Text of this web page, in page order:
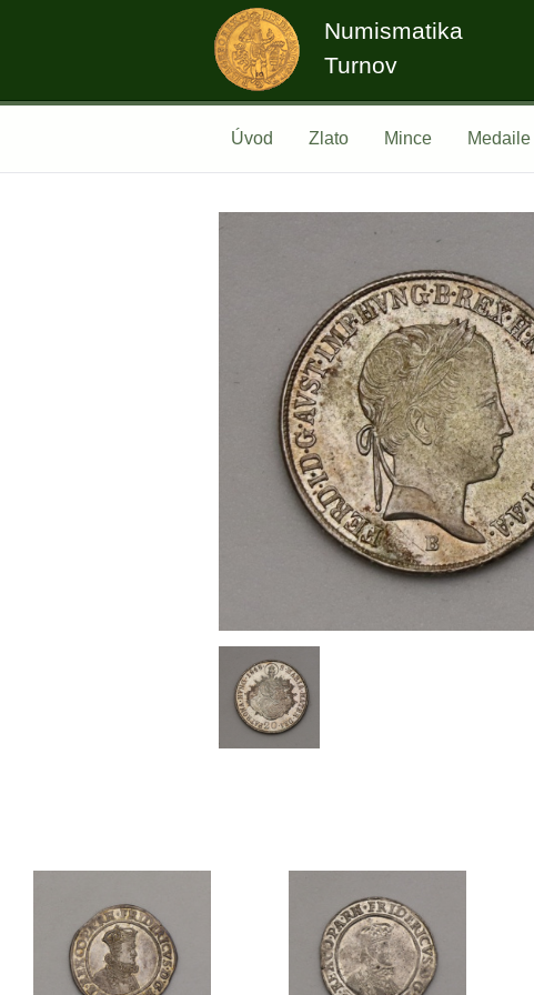
Numismatika
Turnov
Úvod Zlato Mince Medaile